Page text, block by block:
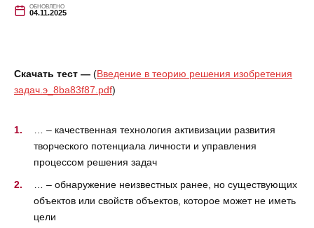
ОБНОВЛЕНО
04.11.2025
Скачать тест — (Введение в теорию решения изобретения
задач.э_8ba83f87.pdf)
… – качественная технология активизации развития
творческого потенциала личности и управления
процессом решения задач
… – обнаружение неизвестных ранее, но существующих
объектов или свойств объектов, которое может не иметь
цели